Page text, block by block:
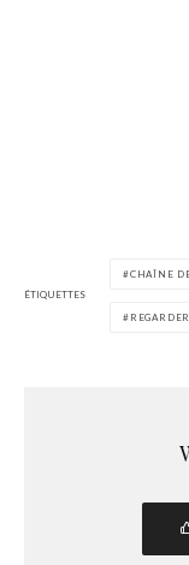
ÉTIQUETTES
CHAÎNE
REGARDER